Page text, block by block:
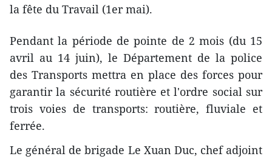
la fête du Travail (1er mai).
Pendant la période de pointe de 2 mois (du 15
avril au 14 juin), le Département de la police
des Transports mettra en place des forces pour
garantir la sécurité routière et l'ordre social sur
trois voies de transports: routière, fluviale et
ferrée.
Le général de brigade Le Xuan Duc, chef adjoint